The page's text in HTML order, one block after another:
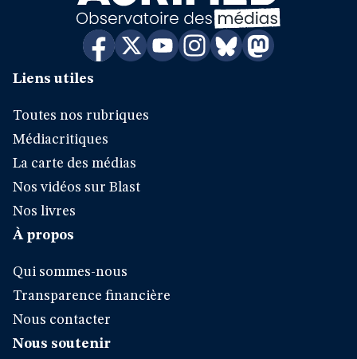
Liens utiles
Toutes nos rubriques
Médiacritiques
La carte des médias
Nos vidéos sur Blast
Nos livres
À propos
Qui sommes-nous
Transparence financière
Nous contacter
Nous soutenir